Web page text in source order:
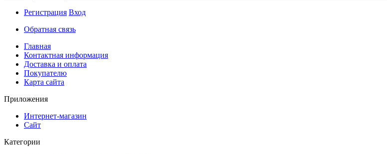
Регистрация Вход
Обратная связь
Главная
Контактная информация
Доставка и оплата
Покупателю
Карта сайта
Приложения
Интернет-магазин
Сайт
Категории